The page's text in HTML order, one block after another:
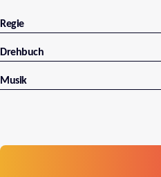
Kellnerin, und weiß nicht
fressen soll... Keine Sorge, es ist gar nicht verworren,
es ist bloß das 10te Königreich!
Regie
Drehbuch
Musik